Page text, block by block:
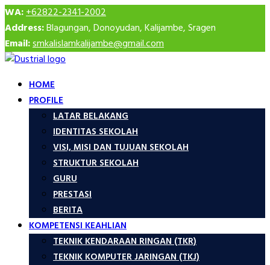
WA:+62822-2341-2002
Address:Blagungan, Donoyudan, Kalijambe, Sragen
Email:smkalislamkalijambe@gmail.com
HOME
PROFILE
LATAR BELAKANG
IDENTITAS SEKOLAH
VISI, MISI DAN TUJUAN SEKOLAH
STRUKTUR SEKOLAH
GURU
PRESTASI
BERITA
KOMPETENSI KEAHLIAN
TEKNIK KENDARAAN RINGAN (TKR)
TEKNIK KOMPUTER JARINGAN (TKJ)